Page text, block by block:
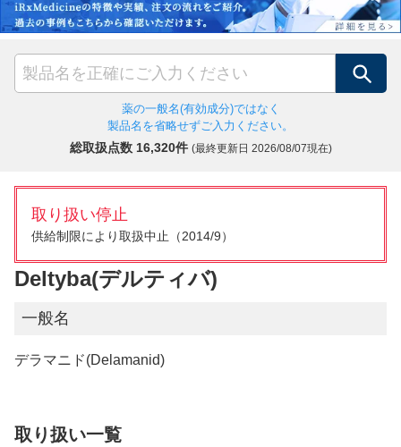
検索
薬の一般名(有効成分)ではなく
製品名を省略せずご入力ください。
総取扱点数 16,320件 (最終更新日 2026/08/07現在)
取り扱い停止
供給制限により取扱中止（2014/9）
Deltyba(デルティバ)
一般名
デラマニド(Delamanid)
取り扱い一覧